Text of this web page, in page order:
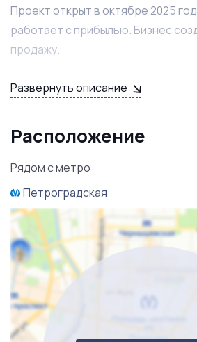
Проект открыт в октябре 2025
работает с прибылью. Бизнес
продажу.
ФИНАНСЫ
750 000 ₽ в месяц
Расходы:Аренда (включая
210 000 ₽
ФОТ (2 флориста) — 142 000 ₽
Закупка товара — 250 000 ₽
Чистая прибыль: 140 000–180 000 ₽
Все показатели подтверждаются
Развернуть описание
Расположение
Рядом с метро
Петроградская